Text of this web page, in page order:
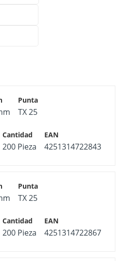
TX 25
200 Pieza 4251314722843
TX 25
200 Pieza 4251314722867